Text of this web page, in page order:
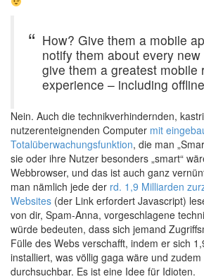
How? Give them a mobile
notify them about every
give them a greatest mobile
experience – including
Nein. Auch die technikverhindernden,
nutzerenteignenden Computer mit
Totalüberwachungsfunktion, die man
sie oder ihre Nutzer besonders „smart“
Webbrowser, und das ist auch ganz
man nämlich jede der rd. 1,9 Milliarden
Websites (der Link erfordert Javascript)
von dir, Spam-Anna, vorgeschlagene
würde bedeuten, dass sich jemand
Fülle des Webs verschafft, indem er sich
installiert, was völlig gaga wäre und
durchsuchbar. Es ist eine Idee für Idioten.